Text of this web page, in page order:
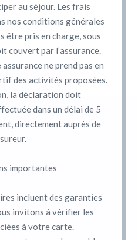
au séjour. Les frais
nos conditions générales
être pris en charge, sous
couvert par l’assurance.
ne prend pas en
des activités proposées.
la déclaration doit
dans un délai de 5
directement auprès de
importantes
incluent des garanties
invitons à vérifier les
à votre carte.